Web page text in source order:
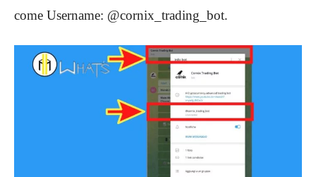
come Username: @cornix_trading_bot.